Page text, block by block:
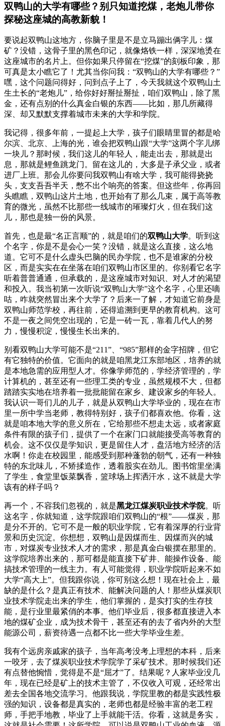
双鸭山的大学有哪些？别只知道挖煤，老炮儿带你
探秘这座城的高教新貌！
要说起双鸭山这地方，你脑子里是不是立马蹦出俩字儿：煤
矿？没错，这骨子里的黑色印记，就像烙铁一样，深深地烫在
这座城市的名片上。但你如果只停留在“挖煤”的刻板印象，那
可真是太小瞧它了！尤其当你问我：“双鸭山的大学有哪些？”
嘿，这个问题问得好，问到点子上了，今天我就这个双鸭山土
生土长的“老炮儿”，给你好好掰扯掰扯，咱们双鸭山，除了黑
金，还有点别的什么真金白银的东西——比如，那几所藏得
深、却又默默支撑着城市未来的大学和学院。
我记得，很多年前，一提起上大学，孩子们眼睛里冒的都是哈
尔滨、北京、上海的光，谁会把双鸭山跟“大学”这两个字儿绑
一块儿？那时候，我们这儿的年轻人，能走出去，那就是出
息，那就是鲤鱼跳龙门。留在这儿的，大多是子承父业，或者
进厂上班。那会儿你要问我双鸭山有啥大学，我可能得挠挠
头，支支吾吾半天，憋不出个响亮的答案。但这些年，你再回
头瞧瞧，双鸭山这片土地，也开始有了那么几束，属于高等教
育的微光，虽然不比那些一线城市的璀璨灯火，但在我们这
儿，那也是独一份的风景。
首先，也是最“名正言顺”的，就是咱们的双鸭山大学。听到这
个名字，你是不是会心一笑？没错，就是这么直接，这么地
道。它可不是什么虚头巴脑的民办学院，也不是谁家的分校
区，而是实实在在坐落在咱们双鸭山市区里的。你别看它名字
听着普普通通，但承载的，是这座城市对知识、对人才的渴望
和投入。我当初第一次听说“双鸭山大学”这个名字，心里还嘀
咕，咋就突然冒出来个大学了？后来一了解，才知道它前身是
双鸭山师范学校，再往前，还得追溯到更早的教育机构。这可
不是一夜之间凭空出现的，它是一砖一瓦，靠着几代人的努
力，慢慢积淀，慢慢生长出来的。
别看双鸭山大学可能不是“211”、“985”那样的金字招牌，但它
有它独特的价值。它面向的就是咱黑龙江东部地区，培养的就
是本地急需的应用型人才。你像学师范的，学经济管理的，学
计算机的，甚至还有一些理工类的专业，虽然规模不大，但都
踏踏实实地在培养着一批批能留在家乡、建设家乡的年轻人。
我认识一哥们儿的儿子，就是从双鸭山大学毕业的，现在在市
里一所中学当老师，教得特别好，孩子们都喜欢他。你看，这
就是咱本地大学的意义所在，它给那些不想走太远，或者家庭
条件有限的孩子们，提供了一个在家门口就能接受高等教育的
机会。这不仅仅是学知识，更是留住人才，盘活地方经济的活
水啊！你走在校园里，能感受到那种蓬勃的朝气，还有一种独
特的东北味儿，不矫揉造作，透着股实在劲儿。图书馆里坐满
了学生，食堂里饭菜飘香，篮球场上挥洒汗水，这不就是大学
该有的样子吗？
再一个，不容我们忽视的，就是黑龙江煤炭职业技术学院。听
这名字，你就知道，这学院跟咱们双鸭山的“根”——煤炭，那
是分不开的。它可不是一般的职业学院，它有着深厚的行业背
景和历史沉淀。你想想，双鸭山是因煤而生、因煤而兴的城
市，对煤炭专业技术人才的需求，那是真金白银摆在那里的。
这学院培养出来的，那可都是能直接下矿井、能操作设备、能
搞技术管理的一线主力。有人可能觉得，职业学院听起来不如
大学“高大上”。但我跟你说，你可别这么想！现在社会上，最
缺的是什么？是真正有技术、能解决问题的人！那些从煤炭职
业技术学院走出来的学生，他们掌握的，是实打实的生存技
能，是行业里最紧俏的本事。他们毕业后，很多都直接进入本
地的煤矿企业，成为技术骨干，甚至还有的去了省内外的大型
能源公司，薪资待遇一点都不比一些大学毕业生差。
我有个远房亲戚家的孩子，当年高考没考上理想的本科，后来
一咬牙，去了煤炭职业技术学院学了采矿技术。那时候我们还
有点替他惋惜，觉得是不是“屈才”了。结果呢？人家毕业没几
年，现在已经是矿上的技术主管了，不仅收入可观，还经常出
差去全国各地交流学习。他跟我说，学院里教的都是实践性极
强的知识，设备都是真实的，老师也都是经验丰富的老工程
师，手把手地教，毕业了上手就能干活。你看，这就是务实，